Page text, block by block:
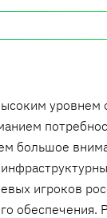
уровнем
большое
игроков
обеспечения.